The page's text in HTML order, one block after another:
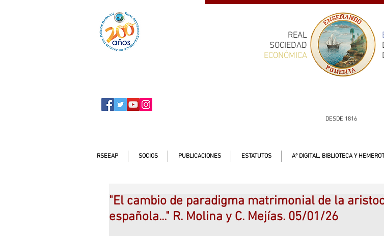
REAL
SOCIEDAD
ECONÓMICA
DESDE 1816
RSEEAP SOCIOS PUBLICACIONES ESTATUTOS Aº DIGITAL, BIBLIOTECA Y
"El cambio de paradigma matrimonial de la
española..." R. Molina y C. Mejías. 05/01/26